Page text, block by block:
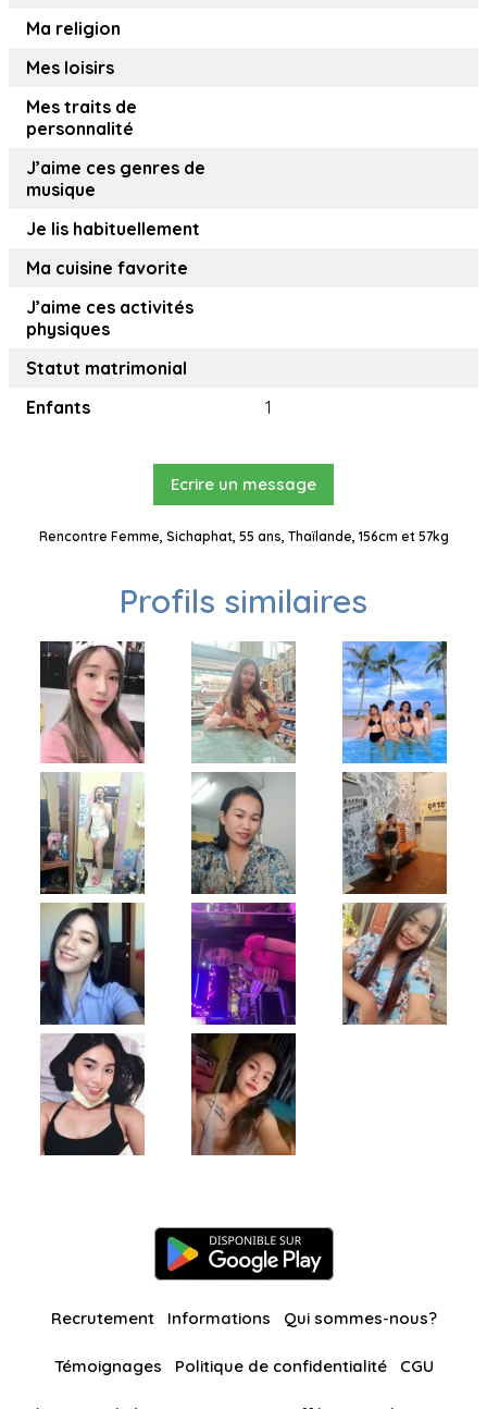
Ma religion
Mes loisirs
Mes traits de
personnalité
J’aime ces genres de
musique
Je lis habituellement
Ma cuisine favorite
J’aime ces activités
physiques
Statut matrimonial
Enfants
1
Ecrire un message
Rencontre Femme, Sichaphat, 55 ans, Thaïlande, 156cm et 57kg
Profils similaires
Recrutement Informations Qui sommes-nous?
Témoignages Politique de confidentialité CGU